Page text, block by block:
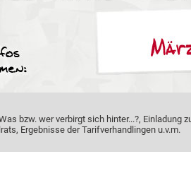
bzw. wer verbirgt sich hinter...?, Einladung
Ergebnisse der Tarifverhandlingen u.v.m.